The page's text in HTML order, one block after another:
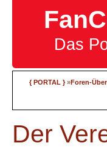
Das
{ PORTAL }»Foren-
Der